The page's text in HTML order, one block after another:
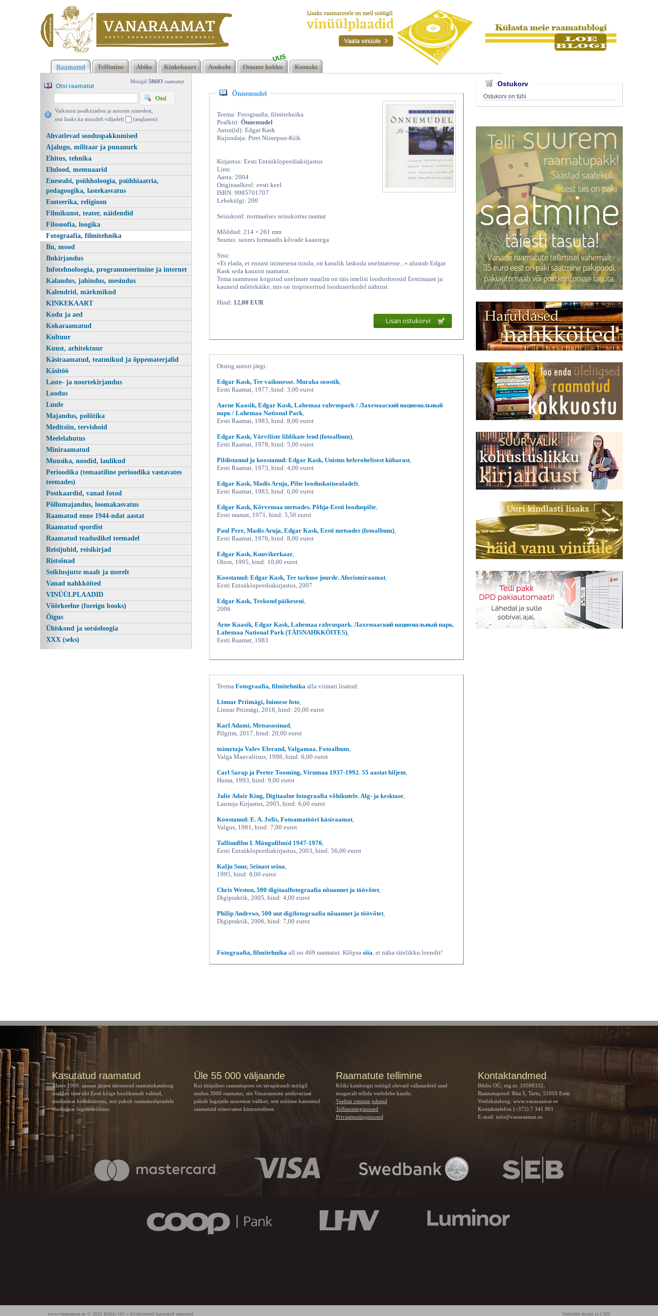
Õnnemudel, Edgar Kask, Eesti
Klõpsa siia , et näha täielikku loendit!Õnnemudel, Edgar Kask,
Eesti Entsüklopeediakirjastus 2004 | vanaraamat. ee
Raamatud Tellimine Abiks Kinkekaart Asukoht Ostame kokku
UUS
Kontakt
Müügil 58683 raamatut
Otsi raamatut
Vaikimisi pealkirjadest ja autorite nimedest,
otsi lisaks ka muudelt väljadelt
(aeglasem).
Ahvatlevad sooduspakkumised
Ajalugu, militaar ja punanurk
Ehitus, tehnika
Elulood, memuaarid
Eneseabi, psühholoogia, psühhiaatria,
pedagoogika, lastekasvatus
Esoteerika, religioon
Filmikunst, teater, näidendid
Filosoofia, loogika
Fotograafia, filmitehnika
Ilu, mood
Ilukirjandus
Infotehnoloogia, programmeerimine ja internet
Kalandus, jahindus, mesindus
Kalendrid, märkmikud
KINKEKAART
Kodu ja aed
Kokaraamatud
Kultuur
Kunst, arhitektuur
Käsiraamatud, teatmikud ja õppematerjalid
Käsitöö
Laste- ja noortekirjandus
Loodus
Luule
Majandus, poliitika
Meditsiin, tervishoid
Meelelahutus
Miniraamatud
Muusika, noodid, laulikud
Perioodika (temaatiline perioodika vastavates
teemades)
Postkaardid, vanad fotod
Põllumajandus, loomakasvatus
Raamatud enne 1944-ndat aastat
Raamatud spordist
Raamatud teaduslikel teemadel
Reisijuhid, reisikirjad
Ristsõnad
Seiklusjutte maalt ja merelt
Vanad nahkköited
VINÜÜLPLAADID
Võõrkeelne (foreign books)
Õigus
Ühiskond ja sotsioloogia
XXX (seks)
Ostukorv
Ostukorv on tühi
Õnnemudel
Teema: Fotograafia, filmitehnika
Pealkiri: Õnnemudel
Autor(id): Edgar Kask
Kujundaja: Piret Niinepuu-Kiik
Kirjastus: Eesti Entsüklopeediakirjastus
Linn:
Aasta: 2004
Originaalkeel: eesti keel
ISBN: 9985701707
Lehekülgi: 200
Seisukord: normaalses seisukorras raamat
Mõõdud: 214 × 261 mm
Suurus: suures formaadis kõvade kaantega
Sisu:
«Et elada, et ennast inimesena tunda, on kasulik laskuda unelmatesse...» alustab Edgar
Kask seda kaunist raamatut.
Tema raamtusse kogutud unelmate maailm on täis imelisi loodusfotosid Eestimaast ja
kauneid mõttekäike, mis on inspireeritud loodusretkedel nähtust.
Hind: 12,00 EUR
Lisan ostukorvi
Otsing autori järgi:
Edgar Kask, Tee vaikusesse. Muraka soostik
Eesti Raamat, 1977, hind: 3,00 eurot
Aarne Kaasik, Edgar Kask, Lahemaa rahvuspark / Лахемааский национальный
парк / Lahemaa National Park
Eesti Raamat, 1983, hind: 8,00 eurot
Edgar Kask, Värviliste liblikate lend (fotoalbum)
Eesti Raamat, 1978, hind: 5,00 eurot
Pildistanud ja koostanud: Edgar Kask, Unistus helerohelisest kübarast
Eesti Raamat, 1973, hind: 4,00 eurot
Edgar Kask, Madis Aruja, Pilte looduskaitsealadelt
Eesti Raamat, 1983, hind: 6,00 eurot
Edgar Kask, Kõrvemaa metsades. Põhja-Eesti looduspilte
Eesti raamat, 1971, hind: 5,50 eurot
Paul Pere, Madis Aruja, Edgar Kask, Eesti metsades (fotoalbum)
Eesti Raamat, 1976, hind: 8,00 eurot
Edgar Kask, Kuuvikerkaar
Olion, 1995, hind: 10,00 eurot
Koostanud: Edgar Kask, Tee tarkuse juurde. Aforismiraamat
Eesti Entsüklopeediakirjastus, 2007
Edgar Kask, Teekond päikeseni
2006
Arne Kaasik, Edgar Kask, Lahemaa rahvuspark. Лахемааский национальный парк.
Lahemaa National Park (TÄISNAHKKÖITES)
Eesti Raamat, 1983
Teema Fotograafia, filmitehnika alla viimati lisatud:
Linnar Priimägi, Inimese foto
Linnar Priimägi, 2018, hind: 20,00 eurot
Karl Adami, Metsasosinad
Pilgrim, 2017, hind: 20,00 eurot
toimetaja Valev Elerand, Valgamaa. Fotoalbum
Valga Maavalitsus, 1998, hind: 6,00 eurot
Carl Sarap ja Peeter Tooming, Virumaa 1937-1992. 55 aastat hiljem
Huma, 1993, hind: 9,00 eurot
Julie Adair King, Digitaalne fotograafia võhikutele. Alg- ja kesktase
Lausuja Kirjastus, 2005, hind: 6,00 eurot
Koostanud: E. A. Jofis, Fotoamatööri käsiraamat
Valgus, 1981, hind: 7,00 eurot
Tallinnfilm I. Mängufilmid 1947-1976
Eesti Entsüklopeediakirjastus, 2003, hind: 56,00 eurot
Kalju Suur, Seinast seina
1995, hind: 8,00 eurot
Chris Weston, 500 digitaalfotograafia nõuannet ja töövõtet
Digipraktik, 2005, hind: 4,00 eurot
Philip Andrews, 500 uut digifotograafia nõuannet ja töövõtet
Digipraktik, 2006, hind: 7,00 eurot
Fotograafia, filmitehnika all on 469 raamatut. Klõpsa siia , et näha täielikku loendit!
Kasutatud raamatud
Alates 1999. aastast järjest täienenud raamatukataloog
sisaldab täna üht Eesti kõige hoolikamalt valitud,
sisukaimat kollektsiooni, mis pakub raamatusõpradele
ehedaimat lugemisrõõmu.
Üle 55 000 väljaande
Kui tüüpilises raamatupoes on tavapäraselt müügil
umbes 3000 raamatut, siis Vanaraamatu antikvariaat
pakub lugejaile suuremat valikut, sest müüme kasutatud
raamatuid erinevatest kümnenditest.
Raamatute tellimine
Kõiki kataloogis müügil olevaid väljaandeid saad
mugavalt tellida veebilehe kaudu.
Veebist ostmise juhend
Tellimistingimused
Privaatsustingimused
Kontaktandmed
Biblio OÜ, reg.nr. 10598332,
Raamatupood: Riia 5, Tartu, 51010 Eesti
Veebikataloog: www.vanaraamat.ee
Kontakttelefon (+372) 7 341 901
E-mail: info@vanaraamat.ee
Veebilehe disain ja CMS
www.vanaraamat.ee © 2025 Biblio OÜ » Kvaliteetsed kasutatud raamatud